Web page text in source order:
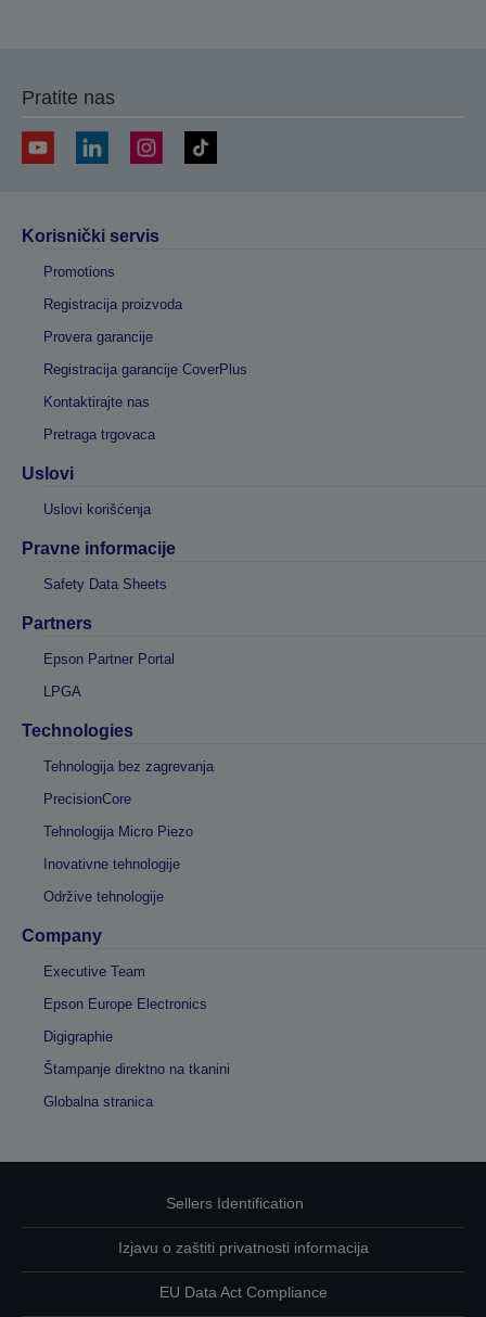
Pratite nas
Korisnički servis
Promotions
Registracija proizvoda
Provera garancije
Registracija garancije CoverPlus
Kontaktirajte nas
Pretraga trgovaca
Uslovi
Uslovi korišćenja
Pravne informacije
Safety Data Sheets
Partners
Epson Partner Portal
LPGA
Technologies
Tehnologija bez zagrevanja
PrecisionCore
Tehnologija Micro Piezo
Inovativne tehnologije
Održive tehnologije
Company
Executive Team
Epson Europe Electronics
Digigraphie
Štampanje direktno na tkanini
Globalna stranica
Sellers Identification
Izjavu o zaštiti privatnosti informacija
EU Data Act Compliance